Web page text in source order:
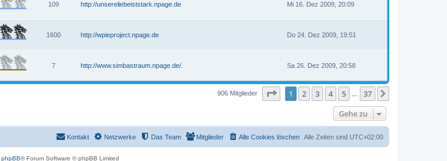
109
http://unsereliebeiststark.npage.de Mi 16. Dez 2009, 20:09
1600
http://wpieproject.npage.de Do 24. Dez 2009, 19:51
7
http://www.simbastraum.npage.de/. Sa 26. Dez 2009, 20:58
906 Mitglieder Seite von37
1 2 3 4 5 37
Gehe zu
Alle Zeiten sind UTC+02:00
Alle Cookies löschen
Mitglieder
Das Team
Netzwerke
Kontakt
phpBB® Forum Software © phpBB Limited